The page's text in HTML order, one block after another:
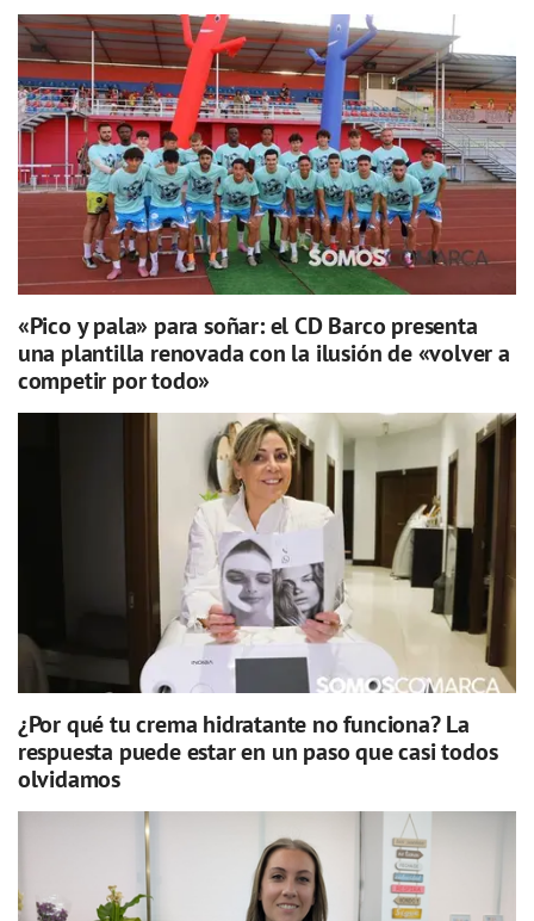
«Pico y pala» para soñar: el CD Barco presenta
una plantilla renovada con la ilusión de «volver a
competir por todo»
¿Por qué tu crema hidratante no funciona? La
respuesta puede estar en un paso que casi todos
olvidamos